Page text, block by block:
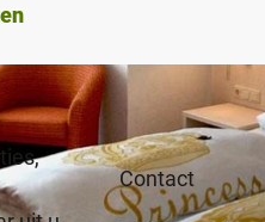
Contact